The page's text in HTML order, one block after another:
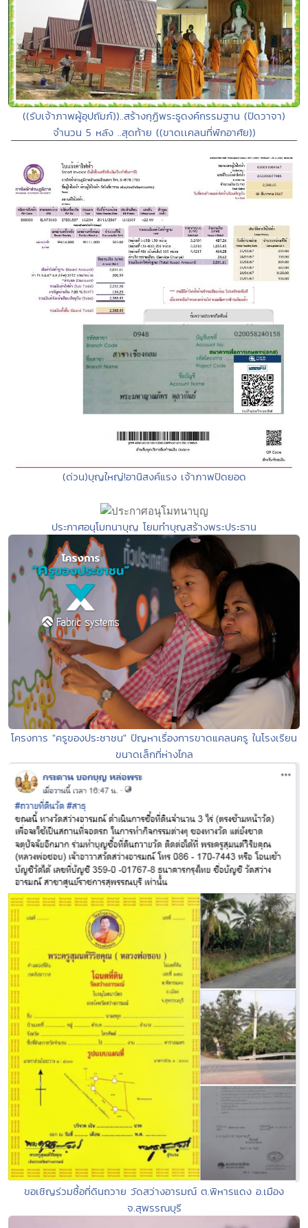
((รับเจ้าภาพผู้อุปถัมภ์))..สร้างกุฏิพระธูดงค์กรรมฐาน (ปิดวาจา)
จำนวน 5 หลัง ..สุดท้าย ((ขาดเเคลนที่พักอาศัย))
(ด่วน)บุญใหญ่!อานิสงค์แรง เจ้าภาพปิดยอด
ประกาศอนุโมทนาบุญ โยมทำบุญสร้างพระประธาน
โครงการ "ครูของประชาชน" ปัญหาเรื่องการขาดแคลนครู ในโรงเรียน
ขนาดเล็กที่ห่างไกล
ขอเชิญร่วมซื้อที่ดินถวาย วัดสว่างอารมณ์ ต.พิหารแดง อ.เมือง
จ.สุพรรณบุรี